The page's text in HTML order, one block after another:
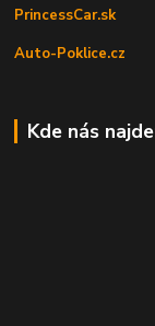
PrincessCar.sk
Auto-Poklice.cz
Kde nás